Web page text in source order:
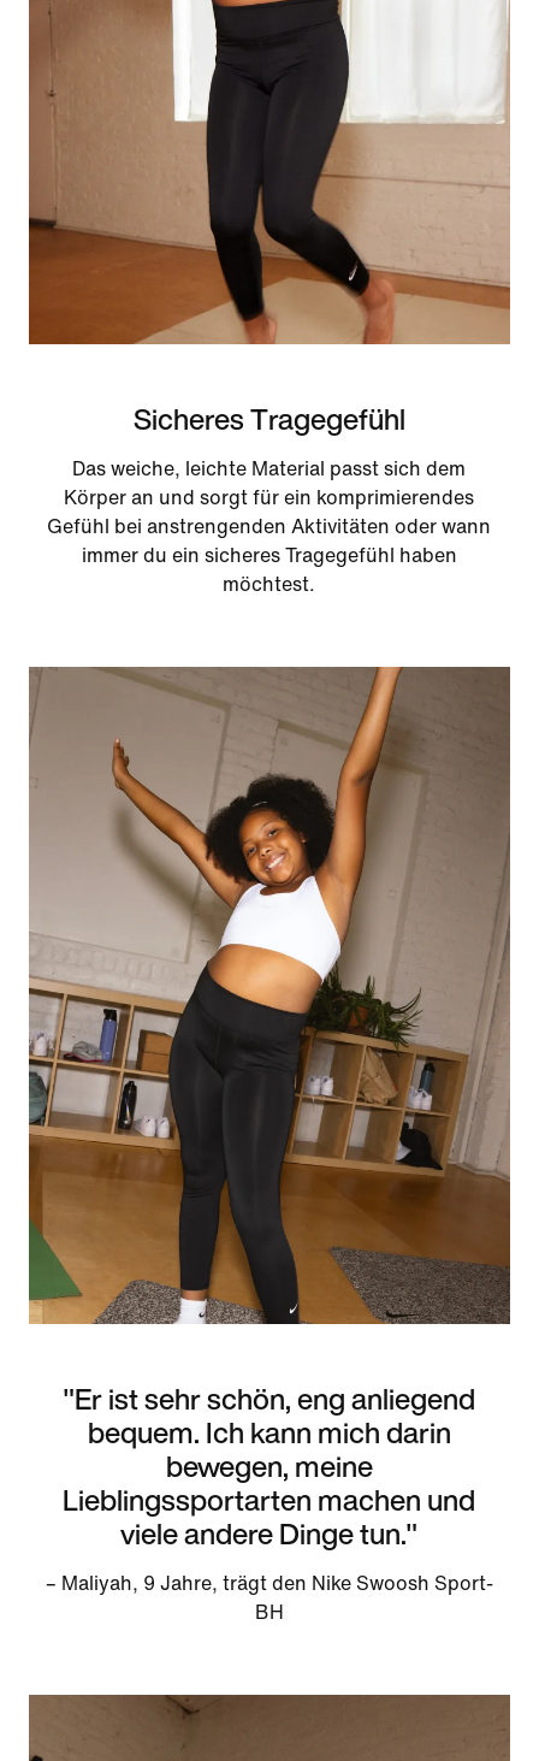
Sicheres Tragegefühl
Das weiche, leichte Material passt sich dem
Körper an und sorgt für ein komprimierendes
Gefühl bei anstrengenden Aktivitäten oder wann
immer du ein sicheres Tragegefühl haben
möchtest.
"Er ist sehr schön, eng anliegend
bequem. Ich kann mich darin
bewegen, meine
Lieblingssportarten machen und
viele andere Dinge tun."
– Maliyah, 9 Jahre, trägt den Nike Swoosh Sport-
BH